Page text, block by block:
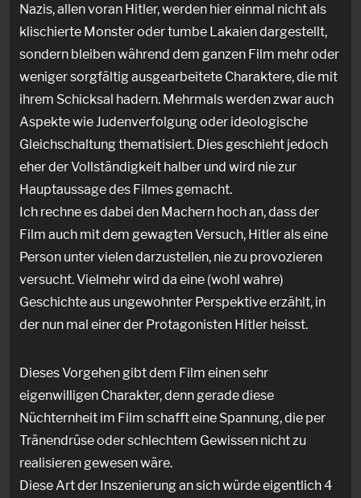
Nazis, allen voran Hitler, werden hier einmal nicht als
klischierte Monster oder tumbe Lakaien dargestellt,
sondern bleiben während dem ganzen Film mehr oder
weniger sorgfältig ausgearbeitete Charaktere, die mit
ihrem Schicksal hadern. Mehrmals werden zwar auch
Aspekte wie Judenverfolgung oder ideologische
Gleichschaltung thematisiert. Dies geschieht jedoch
eher der Vollständigkeit halber und wird nie zur
Hauptaussage des Filmes gemacht.
Ich rechne es dabei den Machern hoch an, dass der
Film auch mit dem gewagten Versuch, Hitler als eine
Person unter vielen darzustellen, nie zu provozieren
versucht. Vielmehr wird da eine (wohl wahre)
Geschichte aus ungewohnter Perspektive erzählt, in
der nun mal einer der Protagonisten Hitler heisst.
Dieses Vorgehen gibt dem Film einen sehr
eigenwilligen Charakter, denn gerade diese
Nüchternheit im Film schafft eine Spannung, die per
Tränendrüse oder schlechtem Gewissen nicht zu
realisieren gewesen wäre.
Diese Art der Inszenierung an sich würde eigentlich 4